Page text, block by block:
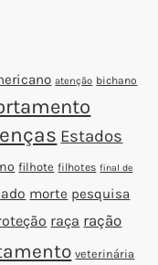
atenção bichano
Estados
filhote filhotes final de
morte pesquisa
raça ração
veterinária